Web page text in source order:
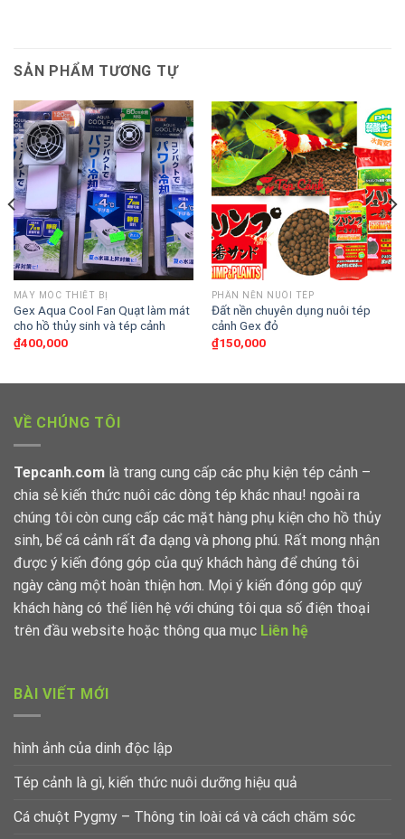
SẢN PHẨM TƯƠNG TỰ
MÁY MÓC THIẾT BỊ
Gex Aqua Cool Fan Quạt làm mát
cho hồ thủy sinh và tép cảnh
₫400,000
PHÂN NỀN NUÔI TÉP
Đất nền chuyên dụng nuôi tép
cảnh Gex đỏ
₫150,000
VỀ CHÚNG TÔI
Tepcanh.com là trang cung cấp các phụ kiện tép cảnh –
chia sẻ kiến thức nuôi các dòng tép khác nhau! ngoài ra
chúng tôi còn cung cấp các mặt hàng phụ kiện cho hồ thủy
sinh, bể cá cảnh rất đa dạng và phong phú. Rất mong nhận
được ý kiến đóng góp của quý khách hàng để chúng tôi
ngày càng một hoàn thiện hơn. Mọi ý kiến đóng góp quý
khách hàng có thể liên hệ với chúng tôi qua số điện thoại
trên đầu website hoặc thông qua mục Liên hệ
BÀI VIẾT MỚI
hình ảnh của dinh độc lập
Tép cảnh là gì, kiến thức nuôi dưỡng hiệu quả
Cá chuột Pygmy – Thông tin loài cá và cách chăm sóc